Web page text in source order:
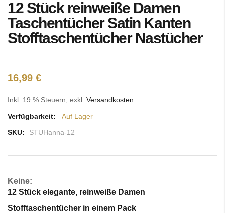
Anfang
der
Bildgalerie
springen
12 Stück reinweiße Damen
Taschentücher Satin Kanten
Stofftaschentücher Nastücher
16,99 €
Inkl. 19 % Steuern exkl. Versandkosten
Verfügbarkeit:
Auf Lager
SKU:
STUHanna-12
Keine:
12 Stück elegante, reinweiße Damen
Stofftaschentücher in einem Pack